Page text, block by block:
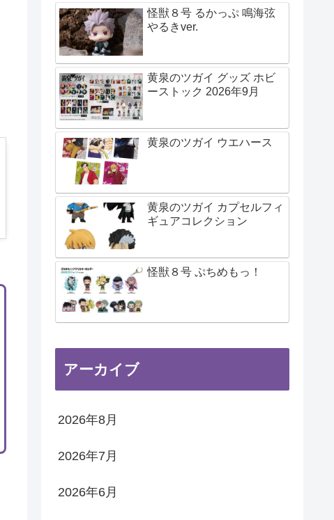
怪獣８号 るかっぷ 鳴海弦
やるきver.
黄泉のツガイ グッズ ホビ
ーストック 2026年9月
黄泉のツガイ ウエハース
黄泉のツガイ カプセルフィ
ギュアコレクション
怪獣８号 ぷちめもっ！
アーカイブ
2026年8月
2026年7月
2026年6月